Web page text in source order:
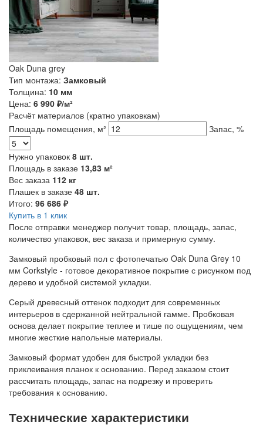
Oak Duna grey
Тип монтажа: Замковый
Толщина: 10 мм
Цена: 6 990 ₽/м²
Расчёт материалов (кратно упаковкам)
Площадь помещения, м²
Запас, %
Нужно упаковок 8 шт.
Площадь в заказе 13,83 м²
Вес заказа 112 кг
Плашек в заказе 48 шт.
Итого: 96 686 ₽
Купить в 1 клик
После отправки менеджер получит товар, площадь, запас,
количество упаковок, вес заказа и примерную сумму.
Замковый пробковый пол с фотопечатью Oak Duna Grey 10
мм Corkstyle - готовое декоративное покрытие с рисунком под
дерево и удобной системой укладки.
Серый древесный оттенок подходит для современных
интерьеров в сдержанной нейтральной гамме. Пробковая
основа делает покрытие теплее и тише по ощущениям, чем
многие жесткие напольные материалы.
Замковый формат удобен для быстрой укладки без
приклеивания планок к основанию. Перед заказом стоит
рассчитать площадь, запас на подрезку и проверить
требования к основанию.
Технические характеристики